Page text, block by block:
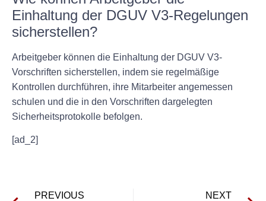
Einhaltung der DGUV V3-Regelungen
sicherstellen?
Arbeitgeber können die Einhaltung der DGUV V3-
Vorschriften sicherstellen, indem sie regelmäßige
Kontrollen durchführen, ihre Mitarbeiter angemessen
schulen und die in den Vorschriften dargelegten
Sicherheitsprotokolle befolgen.
[ad_2]
PREVIOUS NEXT